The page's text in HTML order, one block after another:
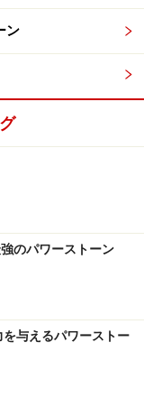
ン
のパワーストーン
与えるパワーストー